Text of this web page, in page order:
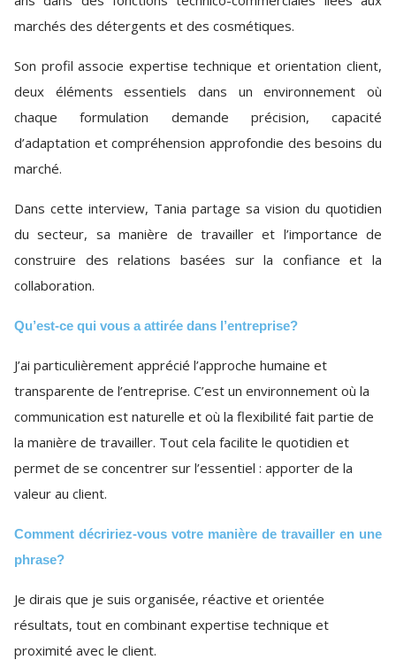
marchés des détergents et des cosmétiques.
Son profil associe expertise technique et orientation client,
deux éléments essentiels dans un environnement où
chaque formulation demande précision, capacité
d’adaptation et compréhension approfondie des besoins du
marché.
Dans cette interview, Tania partage sa vision du quotidien
du secteur, sa manière de travailler et l’importance de
construire des relations basées sur la confiance et la
collaboration.
Qu’est-ce qui vous a attirée dans l’entreprise?
J’ai particulièrement apprécié l’approche humaine et
transparente de l’entreprise. C’est un environnement où la
communication est naturelle et où la flexibilité fait partie de
la manière de travailler. Tout cela facilite le quotidien et
permet de se concentrer sur l’essentiel : apporter de la
valeur au client.
Comment décririez-vous votre manière de travailler en une
phrase?
Je dirais que je suis organisée, réactive et orientée
résultats, tout en combinant expertise technique et
proximité avec le client.